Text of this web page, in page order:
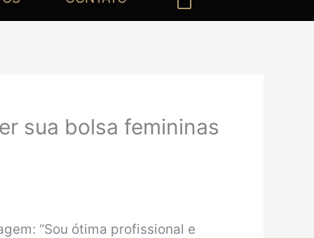
sua bolsa femininas
“Sou ótima profissional e